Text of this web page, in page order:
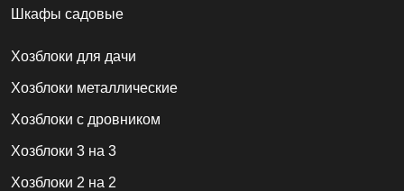
Шкафы садовые
Хозблоки для дачи
Хозблоки металлические
Хозблоки с дровником
Хозблоки 3 на 3
Хозблоки 2 на 2